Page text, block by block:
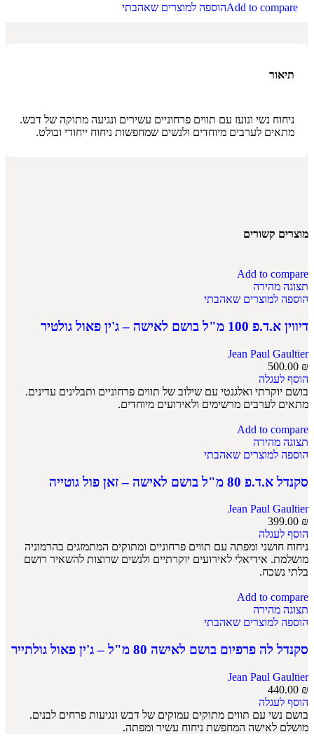
Add to compareהוספה למוצרים שאהבתי
תיאור
ניחוח נשי ונועז עם תווים פרחוניים עשירים ונגיעה מתוקה של דבש.
מתאים לערבים מיוחדים ולנשים שמחפשות ניחוח ייחודי ובולט.
מוצרים קשורים
Add to compare
תצוגה מהירה
הוספה למוצרים שאהבתי
דיווין א.ד.פ 100 מ"ל בושם לאישה – ג'ין פאול גולטיר
Jean Paul Gaultier
500.00 ₪
הוסף לעגלה
בושם יוקרתי ואלגנטי עם שילוב של תווים פרחוניים ותבלינים עדינים.
מתאים לערבים מרשימים ולאירועים מיוחדים.
Add to compare
תצוגה מהירה
הוספה למוצרים שאהבתי
סקנדל א.ד.פ 80 מ"ל בושם לאישה – זאן פול גוטייה
Jean Paul Gaultier
399.00 ₪
הוסף לעגלה
ניחוח חושני ומפתה עם תווים פרחוניים ומתוקים המתמזגים בהרמוניה
מושלמת. אידיאלי לאירועים יוקרתיים ולנשים שרוצות להשאיר רושם
בלתי נשכח.
Add to compare
תצוגה מהירה
הוספה למוצרים שאהבתי
סקנדל לה פרפיום בושם לאישה 80 מ"ל – ג'ין פאול גולתייר
Jean Paul Gaultier
440.00 ₪
הוסף לעגלה
בושם נשי עם תווים מתוקים עמוקים של דבש ונגיעות פרחים לבנים.
מושלם לאישה המחפשת ניחוח עשיר ומפתה.